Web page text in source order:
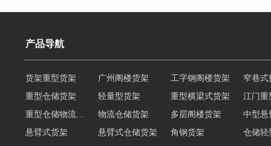
阁楼货架
产品导航
重型仓储货架 轻量型货架 重型横梁式货架
江门重
物流仓储货架 多层阁楼货架
中型悬
悬臂式货架
悬臂式仓储货架 角钢货架
仓储轻
轻型货架
轻型仓储货架 移动式货架 横梁式